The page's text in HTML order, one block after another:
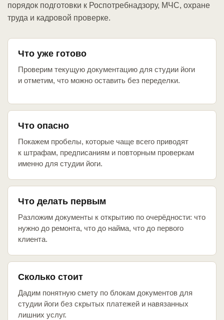
порядок подготовки к Роспотребнадзору, МЧС, охране
труда и кадровой проверке.
Что уже готово
Проверим текущую документацию для студии йоги
и отметим, что можно оставить без переделки.
Что опасно
Покажем пробелы, которые чаще всего приводят
к штрафам, предписаниям и повторным проверкам
именно для студии йоги.
Что делать первым
Разложим документы к открытию по очерёдности: что
нужно до ремонта, что до найма, что до первого
клиента.
Сколько стоит
Дадим понятную смету по блокам документов для
студии йоги без скрытых платежей и навязанных
лишних услуг.